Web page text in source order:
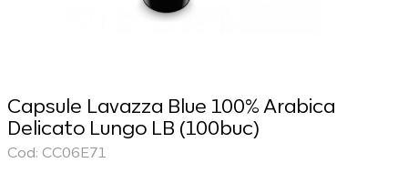
Capsule Lavazza Blue 100% Arabica
Delicato Lungo LB (100buc)
Cod: CC06E71